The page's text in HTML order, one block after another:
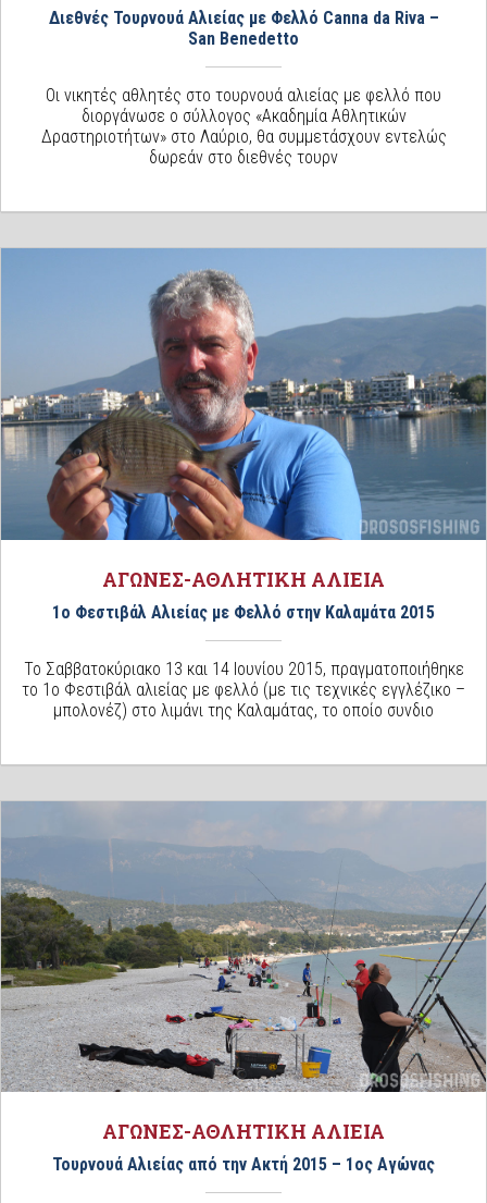
Διεθνές Τουρνουά Αλιείας με Φελλό Canna da Riva –
San Benedetto
Οι νικητές αθλητές στο τουρνουά αλιείας με φελλό που
διοργάνωσε ο σύλλογος «Ακαδημία Αθλητικών
Δραστηριοτήτων» στο Λαύριο, θα συμμετάσχουν εντελώς
δωρεάν στο διεθνές τουρν
ΑΓΩΝΕΣ-ΑΘΛΗΤΙΚΗ ΑΛΙΕΙΑ
1ο Φεστιβάλ Αλιείας με Φελλό στην Καλαμάτα 2015
Το Σαββατοκύριακο 13 και 14 Ιουνίου 2015, πραγματοποιήθηκε
το 1ο Φεστιβάλ αλιείας με φελλό (με τις τεχνικές εγγλέζικο –
μπολονέζ) στο λιμάνι της Καλαμάτας, το οποίο συνδιο
ΑΓΩΝΕΣ-ΑΘΛΗΤΙΚΗ ΑΛΙΕΙΑ
Τουρνουά Αλιείας από την Ακτή 2015 – 1ος Αγώνας